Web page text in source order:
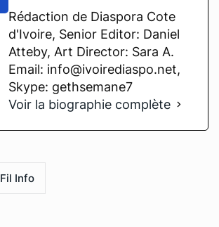
Rédaction de Diaspora Cote
d'Ivoire, Senior Editor: Daniel
Atteby, Art Director: Sara A.
Email: info@ivoirediaspo.net,
Skype: gethsemane7
Voir la biographie complète
Fil Info